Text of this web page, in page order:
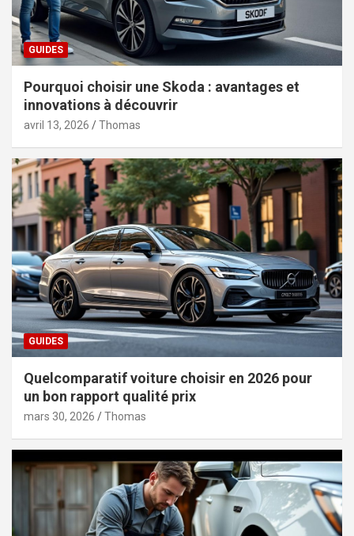
GUIDES
Pourquoi choisir une Skoda : avantages et
innovations à découvrir
avril 13, 2026 Thomas
GUIDES
Quelcomparatif voiture choisir en 2026 pour
un bon rapport qualité prix
mars 30, 2026 Thomas